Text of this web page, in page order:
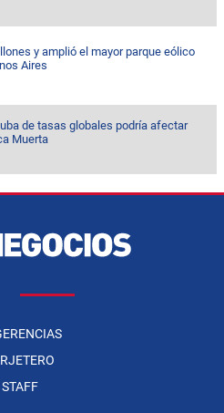
y amplió el mayor parque eólico
Aires
de tasas globales podría afectar
Muerta
STAFF